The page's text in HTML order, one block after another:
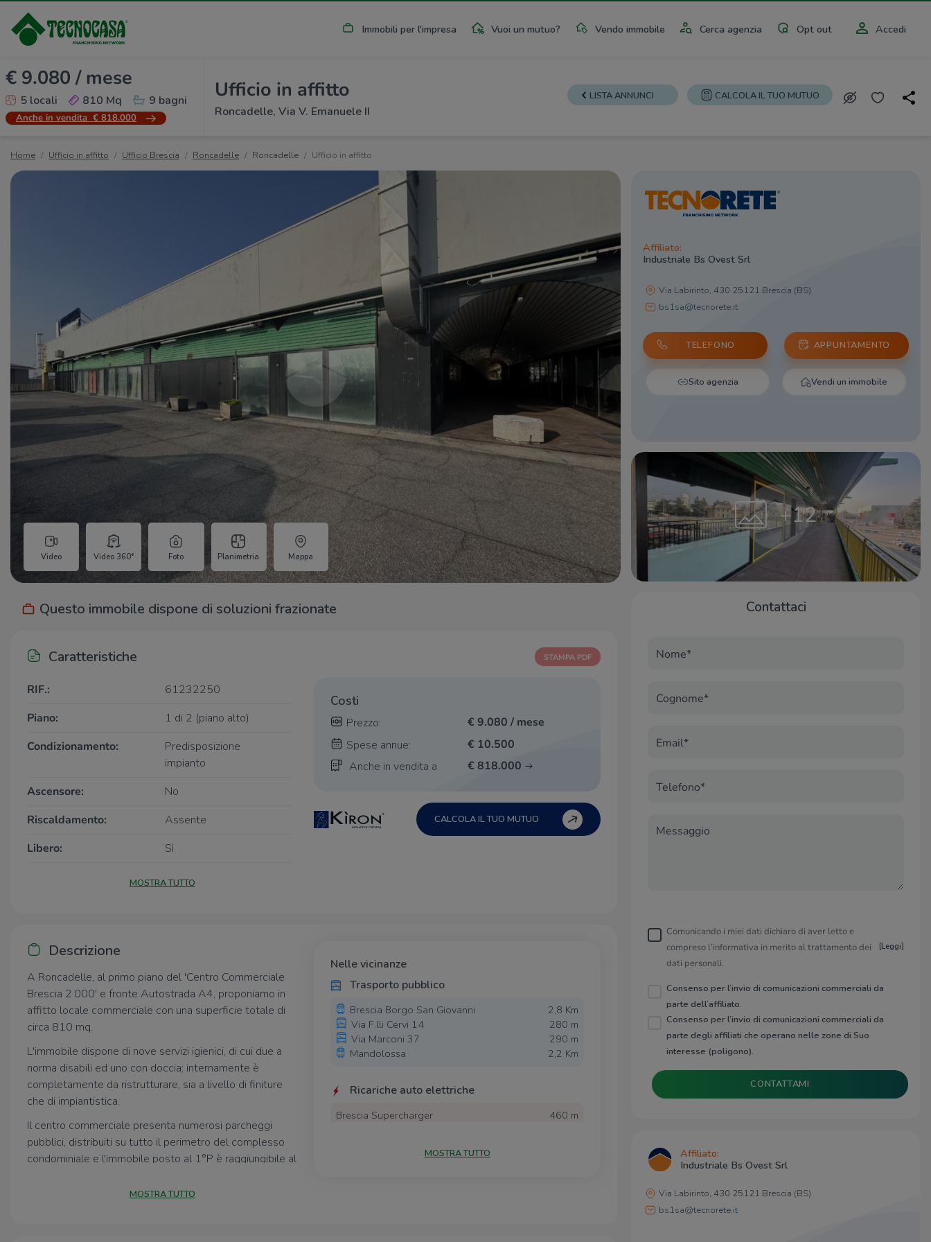
Immobili per l'impresa Vuoi un mutuo? Vendo immobile Cerca agenzia Opt out Accedi
€ 9.080 / mese
5 locali 810 Mq 9 bagni
Anche in vendita € 818.000
Ufficio in affitto
Roncadelle, Via V. Emanuele II
LISTA ANNUNCI CALCOLA IL TUO MUTUO
Home Ufficio in affitto Ufficio Brescia Roncadelle Roncadelle Ufficio in affitto
Video Video 360° Foto Planimetria Mappa
Affiliato:
Industriale Bs Ovest Srl
Via Labirinto, 430 25121 Brescia (BS)
bs1sa@tecnorete.it
TELEFONO APPUNTAMENTO
Sito agenzia Vendi un immobile
+12
Questo immobile dispone di soluzioni frazionate
Caratteristiche
RIF.:
61232250
Piano:
1 di 2 (piano alto)
Condizionamento:
Predisposizione
impianto
Ascensore:
No
Riscaldamento:
Assente
Libero:
Sì
MOSTRA TUTTO
STAMPA PDF
Costi
Prezzo:
€ 9.080 / mese
Spese annue:
€ 10.500
Anche in vendita a
€ 818.000
CALCOLA IL TUO MUTUO
Descrizione
A Roncadelle, al primo piano del 'Centro Commerciale
Brescia 2.000' e fronte Autostrada A4, proponiamo in
affitto locale commerciale con una superficie totale di
circa 810 mq.
L'immobile dispone di nove servizi igienici, di cui due a
norma disabili ed uno con doccia; internamente è
completamente da ristrutturare, sia a livello di finiture
che di impiantistica.
Il centro commerciale presenta numerosi parcheggi
pubblici, distribuiti su tutto il perimetro del complesso
condominiale e l'immobile posto al 1°P è raggiungibile al
alcuna barriera architettonica per l'accesso al disabile.
MOSTRA TUTTO
Nelle vicinanze
Trasporto pubblico
Brescia Borgo San Giovanni
2,8 Km
Via F.lli Cervi 14
280 m
Via Marconi 37
290 m
Mandolossa
2,2 Km
Ricariche auto elettriche
Brescia Supercharger
460 m
Centro Commerciale Rondinelle Ingresso
MOSTRA TUTTO
Contattaci
Nome*
Cognome*
Email*
Telefono*
Messaggio
Comunicando i miei dati dichiaro di aver letto e
compreso l’informativa in merito al trattamento dei
dati personali.
[Leggi]
Consenso per l’invio di comunicazioni commerciali da
parte dell’affiliato.
Consenso per l’invio di comunicazioni commerciali da
parte degli affiliati che operano nelle zone di Suo
interesse (poligono).
CONTATTAMI
Affiliato:
Industriale Bs Ovest Srl
Via Labirinto, 430 25121 Brescia (BS)
bs1sa@tecnorete.it